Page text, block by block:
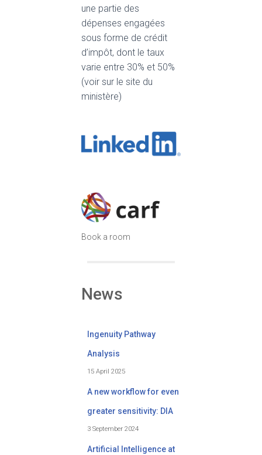
une partie des
dépenses engagées
sous forme de crédit
d’impôt, dont le taux
varie entre 30% et 50%
(voir sur le site du
ministère)
Book a room
News
Ingenuity Pathway
Analysis
15 April 2025
A new workflow for even
greater sensitivity: DIA
3 September 2024
Artificial Intelligence at